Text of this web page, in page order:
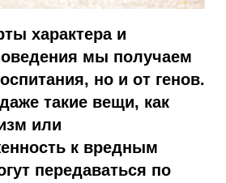
характера и
мы получаем
но и от генов.
такие вещи, как
или
к вредным
передаваться по